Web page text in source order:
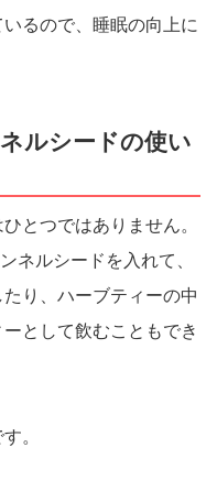
るので、睡眠の向上に
ルシードの使い
とつではありません。
ネルシードを入れて、
り、ハーブティーの中
として飲むこともでき
。